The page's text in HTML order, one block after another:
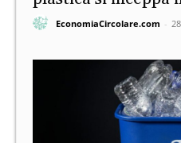
EconomiaCircolare.com -